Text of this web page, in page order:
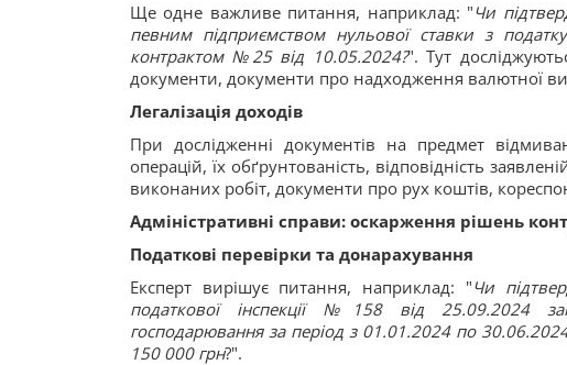
Ще одне важливе питання, наприклад: "Чи
певним підприємством нульової ставки з
контрактом №25 від 10.05.2024?". Тут
документи, документи про надходження валютної
Легалізація доходів
При дослідженні документів на предмет
операцій, їх обґрунтованість, відповідність
виконаних робіт, документи про рух коштів,
Адміністративні справи: оскарження рішень
Податкові перевірки та донарахування
Експерт вирішує питання, наприклад: "Чи
податкової інспекції №158 від 25.09.2024
господарювання за період з 01.01.2024 по
150 000 грн?".